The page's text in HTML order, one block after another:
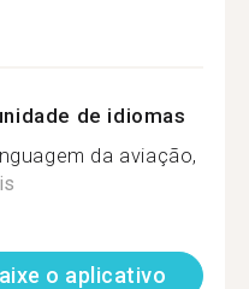
de idiomas
da aviação,
o aplicativo